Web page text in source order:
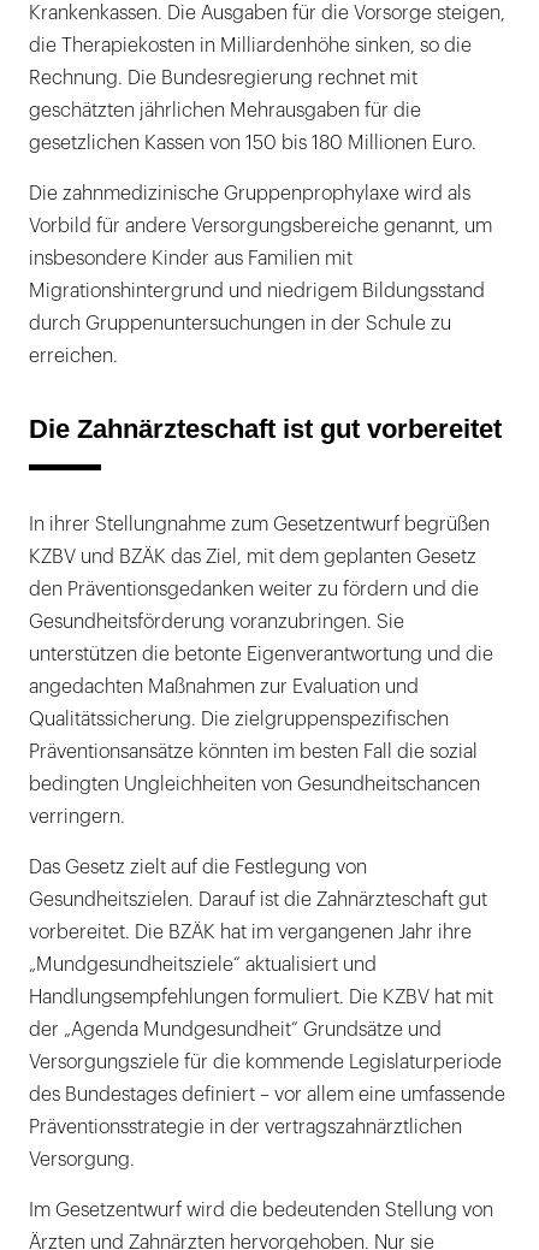
Krankenkassen. Die Ausgaben für die Vorsorge steigen,
die Therapiekosten in Milliardenhöhe sinken, so die
Rechnung. Die Bundesregierung rechnet mit
geschätzten jährlichen Mehrausgaben für die
gesetzlichen Kassen von 150 bis 180 Millionen Euro.
Die zahnmedizinische Gruppenprophylaxe wird als
Vorbild für andere Versorgungsbereiche genannt, um
insbesondere Kinder aus Familien mit
Migrationshintergrund und niedrigem Bildungsstand
durch Gruppenuntersuchungen in der Schule zu
erreichen.
Die Zahnärzteschaft ist gut vorbereitet
In ihrer Stellungnahme zum Gesetzentwurf begrüßen
KZBV und BZÄK das Ziel, mit dem geplanten Gesetz
den Präventionsgedanken weiter zu fördern und die
Gesundheitsförderung voranzubringen. Sie
unterstützen die betonte Eigenverantwortung und die
angedachten Maßnahmen zur Evaluation und
Qualitätssicherung. Die zielgruppenspezifischen
Präventionsansätze könnten im besten Fall die sozial
bedingten Ungleichheiten von Gesundheitschancen
verringern.
Das Gesetz zielt auf die Festlegung von
Gesundheitszielen. Darauf ist die Zahnärzteschaft gut
vorbereitet. Die BZÄK hat im vergangenen Jahr ihre
„Mundgesundheitsziele“ aktualisiert und
Handlungsempfehlungen formuliert. Die KZBV hat mit
der „Agenda Mundgesundheit“ Grundsätze und
Versorgungsziele für die kommende Legislaturperiode
des Bundestages definiert – vor allem eine umfassende
Präventionsstrategie in der vertragszahnärztlichen
Versorgung.
Im Gesetzentwurf wird die bedeutenden Stellung von
Ärzten und Zahnärzten hervorgehoben. Nur sie